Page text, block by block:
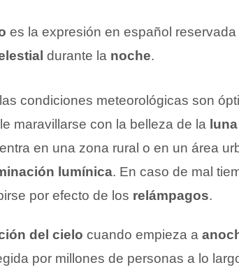
es la expresión en español
durante la noche.
condiciones meteorológicas son
maravillarse con la belleza de la luna
en una zona rural o en un área
lumínica. En caso de mal
por efecto de los relámpagos.
del cielo cuando empieza a
por millones de personas a lo